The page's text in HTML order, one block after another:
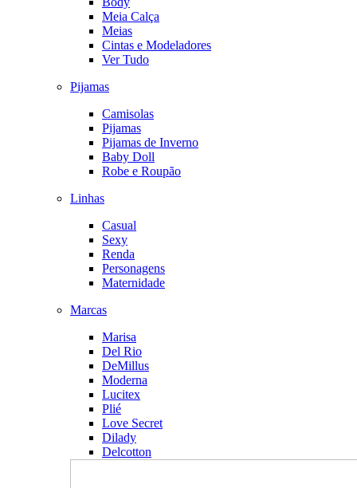
Meia Calça
Meias
Cintas e Modeladores
Ver Tudo
Pijamas
Camisolas
Pijamas
Pijamas de Inverno
Baby Doll
Robe e Roupão
Linhas
Casual
Sexy
Renda
Personagens
Maternidade
Marcas
Marisa
Del Rio
DeMillus
Moderna
Lucitex
Plié
Love Secret
Dilady
Delcotton